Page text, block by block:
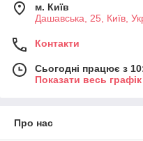
м. Київ
Дашавська, 25, Київ,
Контакти
Сьогодні працює з
Показати весь
Про нас